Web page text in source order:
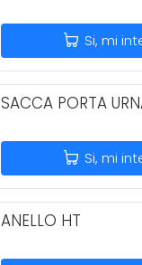
Si, mi
SACCA PORTA
Si, mi
ANELLO HT